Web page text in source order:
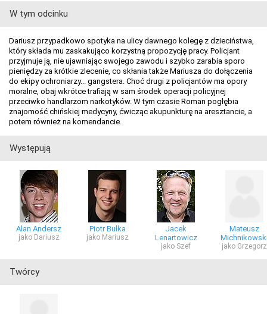
W tym odcinku
Dariusz przypadkowo spotyka na ulicy dawnego kolegę z dzieciństwa,
który składa mu zaskakująco korzystną propozycję pracy. Policjant
przyjmuje ją, nie ujawniając swojego zawodu i szybko zarabia sporo
pieniędzy za krótkie zlecenie, co skłania także Mariusza do dołączenia
do ekipy ochroniarzy... gangstera. Choć drugi z policjantów ma opory
moralne, obaj wkrótce trafiają w sam środek operacji policyjnej
przeciwko handlarzom narkotyków. W tym czasie Roman pogłębia
znajomość chińskiej medycyny, ćwicząc akupunkturę na aresztancie, a
potem również na komendancie.
Występują
Alan Andersz
jako Dariusz
Piotr Bułka
jako Mariusz
Jacek
Lenartowicz
jako Szef
Mateusz
jako Grzegorz
Twórcy